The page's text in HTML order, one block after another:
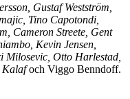
Gustaf Westström,
Tino Capotondi,
Cameron Streete, Gent
Kevin Jensen,
Milosevic, Otto Harlestad,
Kalafoch Viggo Benndoff.